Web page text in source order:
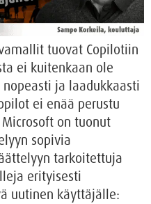
tuovat Copilotiin
ei kuitenkaan ole
ja laadukkaasti
ei enää perustu
on tuonut
sopivia
tarkoitettuja
erityisesti
uutinen käyttäjälle: